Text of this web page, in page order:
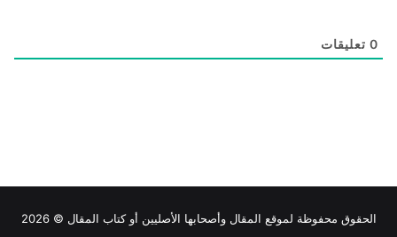
0 تعليقات
الحقوق محفوظة لموقع المقال وأصحابها الأصليين أو كتاب المقال © 2026